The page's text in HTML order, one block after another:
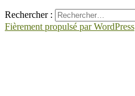
Rechercher :
Fièrement propulsé par WordPress